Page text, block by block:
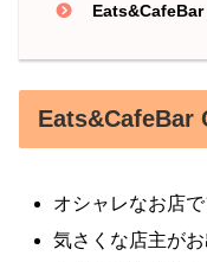
Eats&CafeBar
Eats&CafeBar
オシャレなお店
気さくな店主がお